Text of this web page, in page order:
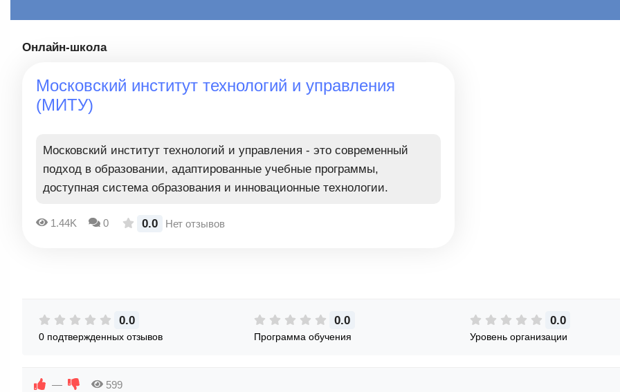
Онлайн-школа
Московский институт технологий и управления
(МИТУ)
Московский институт технологий и управления - это современный
подход в образовании, адаптированные учебные программы,
доступная система образования и инновационные технологии.
1.44K 0 0.0 Нет отзывов
0.0
0 подтвержденных отзывов
0.0
Программа обучения
0.0
Уровень организации
— 599